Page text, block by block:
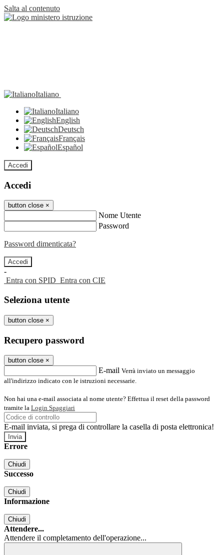
Salta al contenuto
Italiano
Italiano
English
Deutsch
Français
Español
Accedi
Accedi
button close ×
Nome Utente
Password
Password dimenticata?
-
Entra con SPID Entra con CIE
Seleziona utente
button close ×
Recupero password
button close ×
E-mail Verrà inviato un messaggio
all'indirizzo indicato con le istruzioni necessarie.
Non hai una e-mail associata al nome utente? Effettua il reset della password
tramite la Login Spaggiari
E-mail inviata, si prega di controllare la casella di posta elettronica!
Errore
Chiudi
Successo
Chiudi
Informazione
Chiudi
Attendere...
Attendere il completamento dell'operazione...